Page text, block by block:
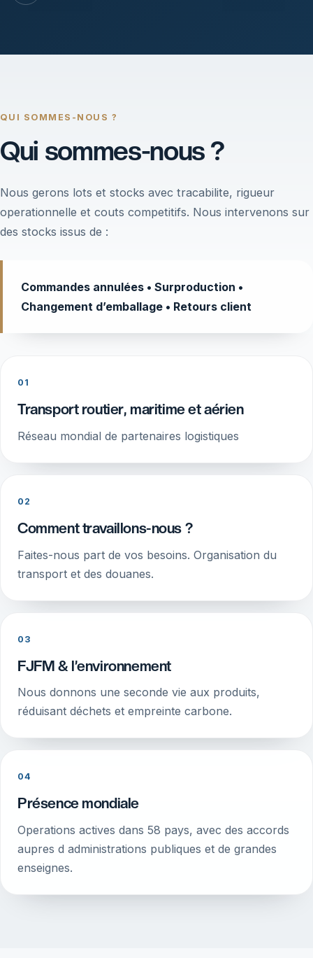
QUI SOMMES-NOUS ?
Qui sommes-nous ?
Nous gerons lots et stocks avec tracabilite, rigueur
operationnelle et couts competitifs. Nous intervenons sur
des stocks issus de :
Commandes annulées • Surproduction •
Changement d’emballage • Retours client
01
Transport routier, maritime et aérien
Réseau mondial de partenaires logistiques
02
Comment travaillons-nous ?
Faites-nous part de vos besoins. Organisation du
transport et des douanes.
03
FJFM & l’environnement
Nous donnons une seconde vie aux produits,
réduisant déchets et empreinte carbone.
04
Présence mondiale
Operations actives dans 58 pays, avec des accords
aupres d administrations publiques et de grandes
enseignes.